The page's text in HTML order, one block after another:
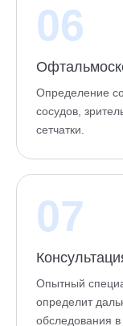
06
Определение
сосудов,
сетчатки.
07
Опытный
определит
обследования